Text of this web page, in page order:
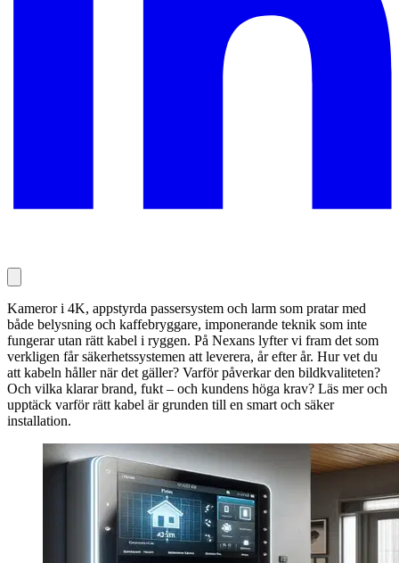
Kameror i 4K, appstyrda passersystem och larm som pratar med
både belysning och kaffebryggare, imponerande teknik som inte
fungerar utan rätt kabel i ryggen. På Nexans lyfter vi fram det som
verkligen får säkerhetssystemen att leverera, år efter år. Hur vet du
att kabeln håller när det gäller? Varför påverkar den bildkvaliteten?
Och vilka klarar brand, fukt – och kundens höga krav? Läs mer och
upptäck varför rätt kabel är grunden till en smart och säker
installation.